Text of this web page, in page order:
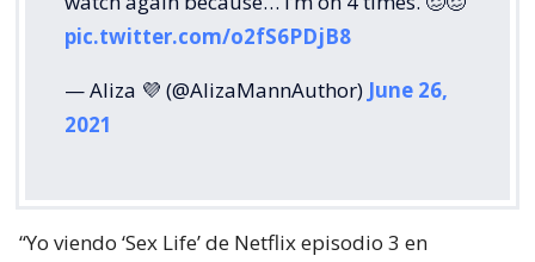
pic.twitter.com/o2fS6PDjB8
— Aliza 💜 (@AlizaMannAuthor) June 26,
2021
“Yo viendo ‘Sex Life’ de Netflix episodio 3 en